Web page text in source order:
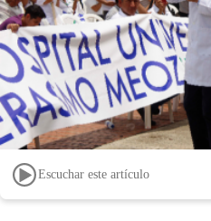
Escuchar este artículo